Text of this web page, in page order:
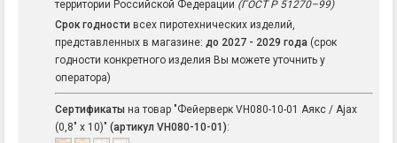
территории Российской Федерации (ГОСТ Р 51270–99)
Срок годности всех пиротехнических изделий,
представленных в магазине: до 2027 - 2029 года (срок
годности конкретного изделия Вы можете уточнить у
оператора)
Сертификаты на товар "Фейерверк VH080-10-01 Аякс / Ajax
(0,8" х 10)" (артикул VH080-10-01):